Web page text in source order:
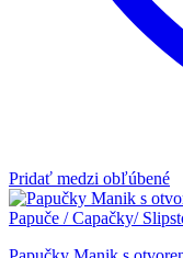
Pridať medzi obľúbené
Papuče / Capačky/